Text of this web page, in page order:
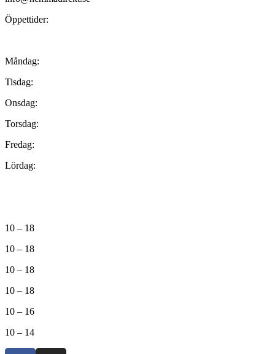
Öppettider:
Måndag:
Tisdag:
Onsdag:
Torsdag:
Fredag:
Lördag:
10 – 18
10 – 18
10 – 18
10 – 18
10 – 16
10 – 14